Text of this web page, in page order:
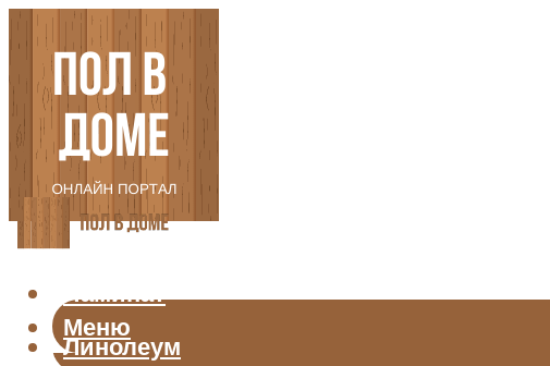
Ламинат
Линолеум
Меню